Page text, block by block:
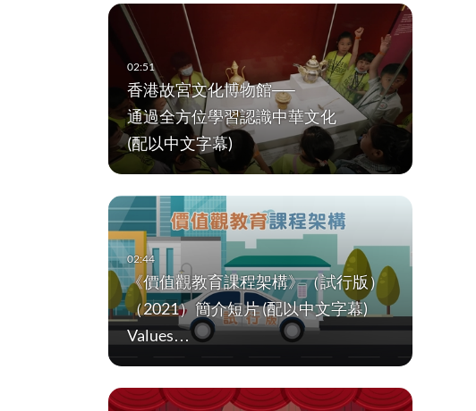
香港故宮文化博物館──
通過全方位學習認識中華文化
(配以中文字幕)
《價值觀教育課程架構》（試行版）
（2021）簡介短片 (配以中文字幕)
Values…